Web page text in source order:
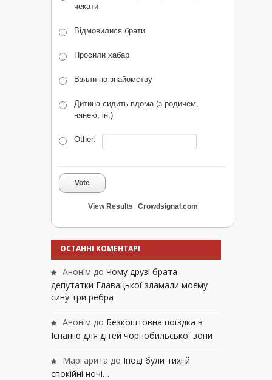
чекати
Відмовилися брати
Просили хабар
Взяли по знайомству
Дитина сидить вдома (з родичем,
нянею, ін.)
Other:
Vote
View Results Crowdsignal.com
ОСТАННІ КОМЕНТАРІ
Анонім до Чому друзі брата
депутатки Главацької зламали моєму
сину три ребра
Анонім до Безкоштовна поїздка в
Іспанію для дітей чорнобильської зони
Маргарита до Іноді були тихі й
спокійні ночі…